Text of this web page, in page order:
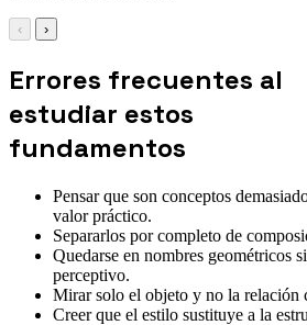
‹ ›
Errores frecuentes al
estudiar estos
fundamentos
Pensar que son conceptos
valor práctico.
Separarlos por completo de
Quedarse en nombres geométricos
perceptivo.
Mirar solo el objeto y no la relación
Creer que el estilo sustituye a la